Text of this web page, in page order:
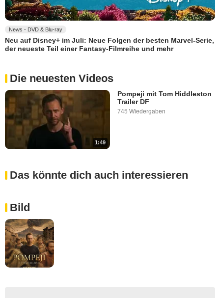
News - DVD & Blu-ray
Neu auf Disney+ im Juli: Neue Folgen der besten Marvel-Serie,
der neueste Teil einer Fantasy-Filmreihe und mehr
Die neuesten Videos
1:49
Pompeji mit Tom Hiddleston
Trailer DF
745 Wiedergaben
Das könnte dich auch interessieren
Bild